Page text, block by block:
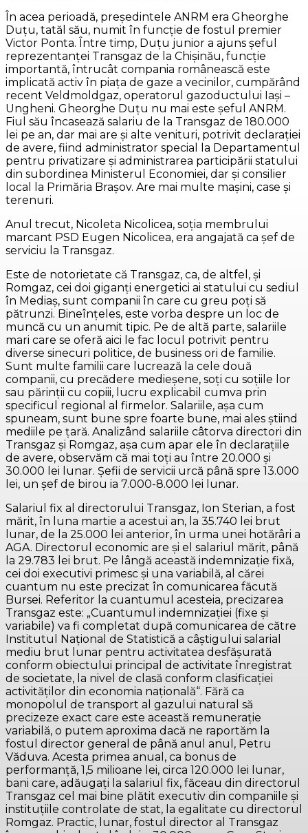
În acea perioadă, preşedintele ANRM era Gheorghe
Duţu, tatăl său, numit în funcţie de fostul premier
Victor Ponta. Între timp, Duţu junior a ajuns şeful
reprezentanţei Transgaz de la Chişinău, funcţie
importantă, întrucât compania românească este
implicată activ în piaţa de gaze a vecinilor, cumpărând
recent Veldmoldgaz, operatorul gazoductului Iaşi –
Ungheni. Gheorghe Duţu nu mai este şeful ANRM.
Fiul său încasează salariu de la Transgaz de 180.000
lei pe an, dar mai are şi alte venituri, potrivit declaraţiei
de avere, fiind administrator special la Departamentul
pentru privatizare şi administrarea participării statului
din subordinea Ministerul Economiei, dar şi consilier
local la Primăria Braşov. Are mai multe maşini, case şi
terenuri.
Anul trecut, Nicoleta Nicolicea, soţia membrului
marcant PSD Eugen Nicolicea, era angajată ca şef de
serviciu la Transgaz.
Este de notorietate că Transgaz, ca, de altfel, şi
Romgaz, cei doi giganţi energetici ai statului cu sediul
în Mediaş, sunt companii în care cu greu poţi să
pătrunzi. Bineînţeles, este vorba despre un loc de
muncă cu un anumit tipic. Pe de altă parte, salariile
mari care se oferă aici le fac locul potrivit pentru
diverse sinecuri politice, de business ori de familie.
Sunt multe familii care lucrează la cele două
companii, cu precădere medieşene, soţi cu soţiile lor
sau părinţii cu copiii, lucru explicabil cumva prin
specificul regional al firmelor. Salariile, aşa cum
spuneam, sunt bune spre foarte bune, mai ales ştiind
mediile pe ţară. Analizând salariile câtorva directori din
Transgaz şi Romgaz, aşa cum apar ele în declaraţiile
de avere, observăm că mai toţi au între 20.000 şi
30.000 lei lunar. Șefii de servicii urcă până spre 13.000
lei, un şef de birou ia 7.000-8.000 lei lunar.
Salariul fix al directorului Transgaz, Ion Sterian, a fost
mărit, în luna martie a acestui an, la 35.740 lei brut
lunar, de la 25.000 lei anterior, în urma unei hotărâri a
AGA. Directorul economic are şi el salariul mărit, până
la 29.783 lei brut. Pe lângă această indemnizaţie fixă,
cei doi executivi primesc şi una variabilă, al cărei
cuantum nu este precizat în comunicarea făcută
Bursei. Referitor la cuantumul acesteia, precizarea
Transgaz este: „Cuantumul indemnizaţiei (fixe şi
variabile) va fi completat după comunicarea de către
Institutul Naţional de Statistică a câştigului salarial
mediu brut lunar pentru activitatea desfăşurată
conform obiectului principal de activitate înregistrat
de societate, la nivel de clasă conform clasificaţiei
activităţilor din economia naţională“. Fără ca
monopolul de transport al gazului natural să
precizeze exact care este această remuneraţie
variabilă, o putem aproxima dacă ne raportăm la
fostul director general de până anul anul, Petru
Văduva. Acesta primea anual, ca bonus de
performanţă, 1,5 milioane lei, circa 120.000 lei lunar,
bani care, adăugaţi la salariul fix, făceau din directorul
Transgaz cel mai bine plătit executiv din companiile şi
instituţiile controlate de stat, la egalitate cu directorul
Romgaz. Practic, lunar, fostul director al Transgaz